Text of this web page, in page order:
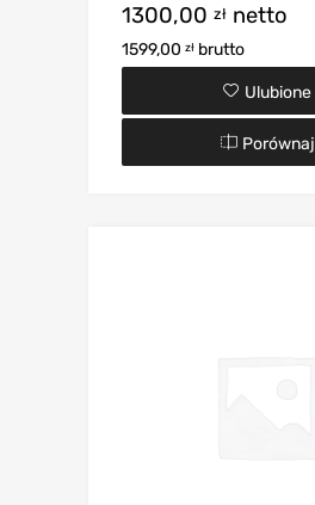
1300,00 zł netto
1599,00 zł brutto
Ulubione
Porównaj